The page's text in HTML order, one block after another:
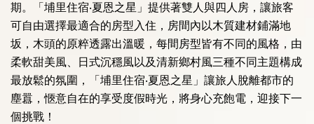
期。「埔里住宿‧夏恩之星」提供著雙人與四人房，讓旅客
可自由選擇最適合的房型入住，房間內以木質建材鋪滿地
坂，木頭的原粹透露出溫暖，每間房型皆有不同的風格，由
柔軟甜美風、日式沉穩風以及清新鄉村風三種不同主題構成
最放鬆的氛圍，「埔里住宿‧夏恩之星」讓旅人脫離都市的
塵囂，愜意自在的享受度假時光，將身心充飽電，迎接下一
個挑戰！